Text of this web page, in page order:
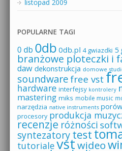
listopad 2009
POPULARNE TAGI
0 db 0db 0db.pl 4 gwiazdki 5
branżowe ploteczki i
daw dekonstrukcja domowe
soundware free vst
hardware interfejsy kontrolery
mastering miks mobile music
narzędzia native instruments
procesory produkcja
recenzje różności
syntezatorytest
tutoriale vstwideo